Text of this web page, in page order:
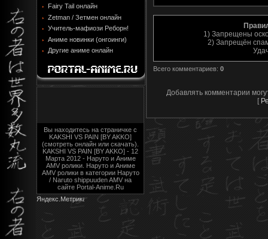
Fairy Tail онлайн
Zetman / Зетмен онлайн
Учитель-мафиози Реборн!
Аниме новинки (онгоинги)
Другие аниме онлайн
Вы находитесь на страничке с
KAKSHI VS PAIN [BY AKKO]
(смотреть онлайн или скачать).
KAKSHI VS PAIN [BY AKKO] - 12
Марта 2012 - Наруто и Аниме
AMV ролики. Наруто и Аниме
AMV ролики в категории Наруто
/ Naruto shippuuden AMV на
сайте Portal-Anime.Ru
1) Запрещены
2) Запрещён
Всего комментариев: 0
Добавлять комментарии
[